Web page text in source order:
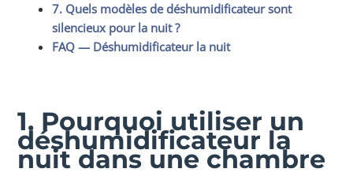
7. Quels modèles de déshumidificateur sont
silencieux pour la nuit ?
FAQ — Déshumidificateur la nuit
1. Pourquoi utiliser un
déshumidificateur la
nuit dans une chambre